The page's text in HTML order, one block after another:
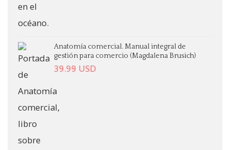
Anatomía comercial. Manual integral de
gestión para comercio (Magdalena Brusich)
39.99 USD